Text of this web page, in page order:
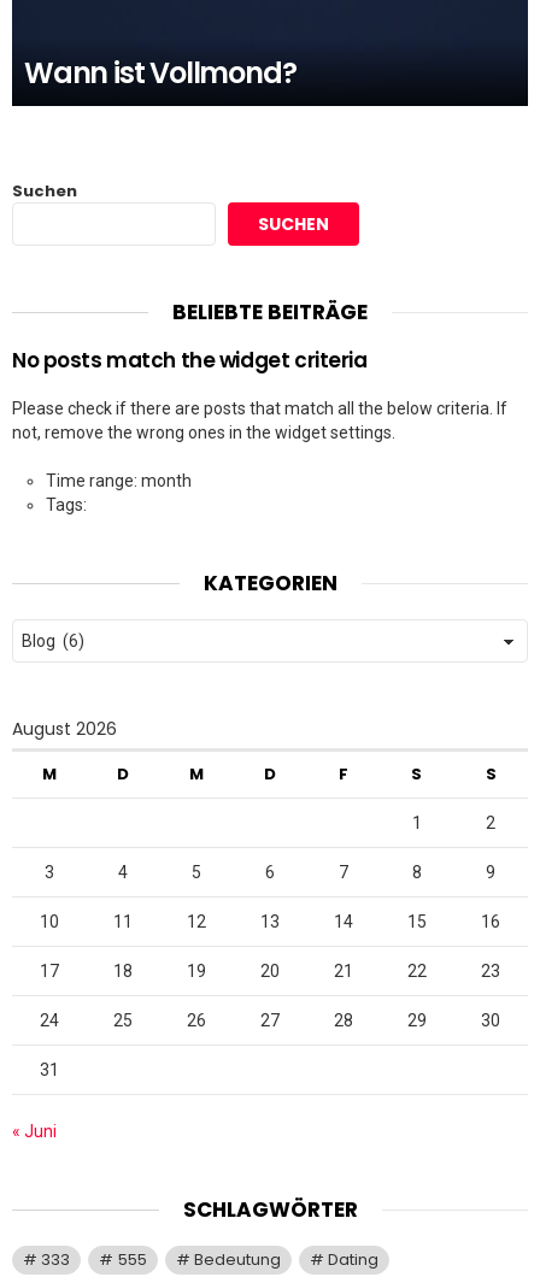
Wann ist Vollmond?
Suchen
SUCHEN
BELIEBTE BEITRÄGE
No posts match the widget criteria
Please check if there are posts that match all the below criteria. If
not, remove the wrong ones in the widget settings.
Time range: month
Tags:
KATEGORIEN
Kategorien
August 2026
M D M D F S S
1 2
3 4 5 6 7 8 9
10 11 12 13 14 15 16
17 18 19 20 21 22 23
24 25 26 27 28 29 30
31
« Juni
SCHLAGWÖRTER
333 555 Bedeutung
Dating